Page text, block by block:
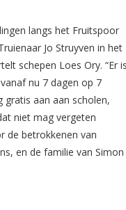
langs het Fruitspoor
Jo Struyven in het
schepen Loes Ory. “Er
nu 7 dagen op 7
aan aan scholen,
niet mag vergeten
de betrokkenen van
en de familie van Simon